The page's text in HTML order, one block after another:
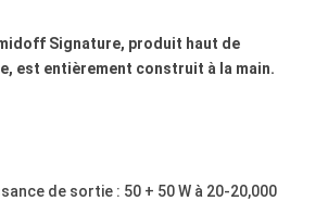
Signature, produit haut de
est entièrement construit à la main.
de sortie : 50 + 50 W à 20-20,000